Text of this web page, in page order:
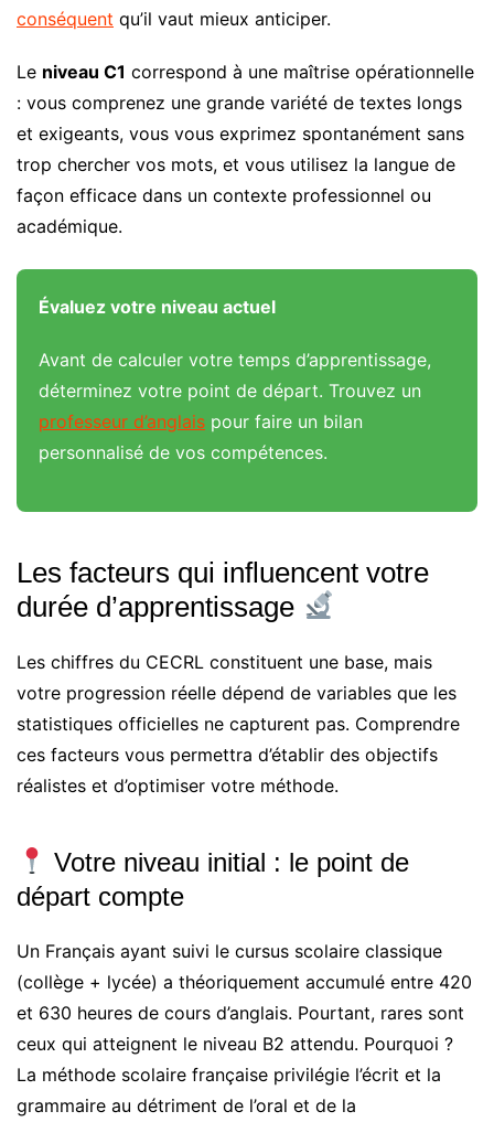
conséquent qu’il vaut mieux anticiper.
Le niveau C1 correspond à une maîtrise opérationnelle
: vous comprenez une grande variété de textes longs
et exigeants, vous vous exprimez spontanément sans
trop chercher vos mots, et vous utilisez la langue de
façon efficace dans un contexte professionnel ou
académique.
Évaluez votre niveau actuel
Avant de calculer votre temps d’apprentissage,
déterminez votre point de départ. Trouvez un
professeur d’anglais pour faire un bilan
personnalisé de vos compétences.
Les facteurs qui influencent votre
durée d’apprentissage
Les chiffres du CECRL constituent une base, mais
votre progression réelle dépend de variables que les
statistiques officielles ne capturent pas. Comprendre
ces facteurs vous permettra d’établir des objectifs
réalistes et d’optimiser votre méthode.
Votre niveau initial : le point de
départ compte
Un Français ayant suivi le cursus scolaire classique
(collège + lycée) a théoriquement accumulé entre 420
et 630 heures de cours d’anglais. Pourtant, rares sont
ceux qui atteignent le niveau B2 attendu. Pourquoi ?
La méthode scolaire française privilégie l’écrit et la
grammaire au détriment de l’oral et de la